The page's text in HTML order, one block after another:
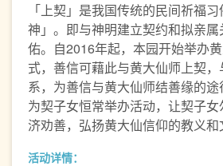
「上契」是我国传统的民间祈福
神」。即与神明建立契约和拟亲
佑。自2016年起，本园开始举办
式，善信可藉此与黄大仙师上契
系，为善信与黄大仙师结善缘的
为契子女恒常举办活动，让契子
济劝善，弘扬黄大仙信仰的教义和
活动详情：